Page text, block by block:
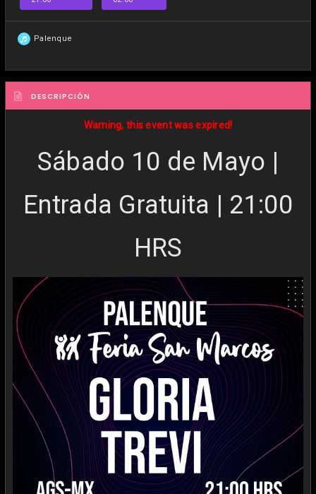
Palenque
DESCRIPCIÓN
Warning, this event was expired!
Sábado 10 de Mayo |
Entrada Gratuita | 21:00
HRS